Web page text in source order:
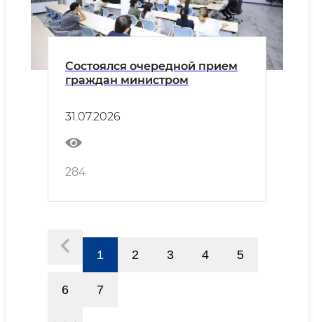
Состоялся очередной прием
граждан министром
31.07.2026
284
1 2 3 4 5
6 7